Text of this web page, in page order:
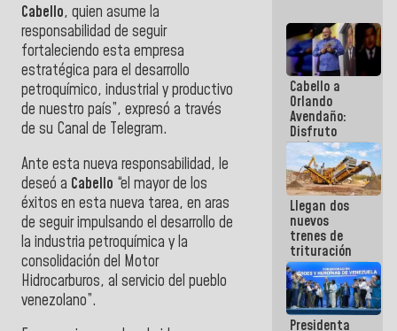
Cabello, quien asume la
responsabilidad de seguir
fortaleciendo esta empresa
estratégica para el desarrollo
petroquímico, industrial y productivo
de nuestro país”, expresó a través
de su Canal de Telegram.
Ante esta nueva responsabilidad, le
deseó a Cabello “el mayor de los
éxitos en esta nueva tarea, en aras
de seguir impulsando el desarrollo de
la industria petroquímica y la
consolidación del Motor
Hidrocarburos, al servicio del pueblo
venezolano”.
Cabello a
Orlando
Avendaño:
Disfruto
cada vez
que escribes
porque lo
que haces
es
embarrarla
Llegan dos
nuevos
trenes de
trituración
para
optimizar
manejo de
escombros
en La Guaira
Presidenta